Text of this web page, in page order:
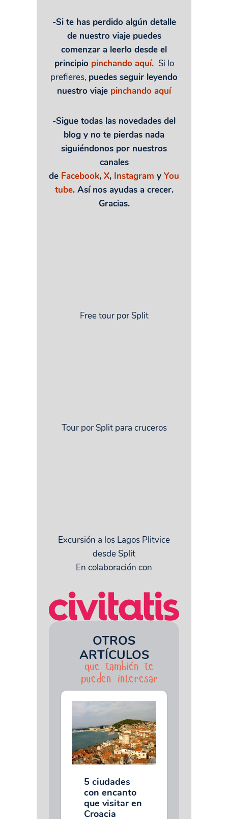
-Si te has perdido algún detalle
de nuestro viaje puedes
comenzar a leerlo desde el
principio pinchando aquí. Si lo
prefieres, puedes seguir leyendo
nuestro viaje pinchando aquí
-Sigue todas las novedades del
blog y no te pierdas nada
siguiéndonos por nuestros
canales
de Facebook, X, Instagram y You
tube. Así nos ayudas a crecer.
Gracias.
Free tour por Split
Tour por Split para cruceros
Excursión a los Lagos Plitvice
desde Split
En colaboración con
OTROS
ARTÍCULOS
que también te
pueden interesar
5 ciudades
con encanto
que visitar en
Croacia